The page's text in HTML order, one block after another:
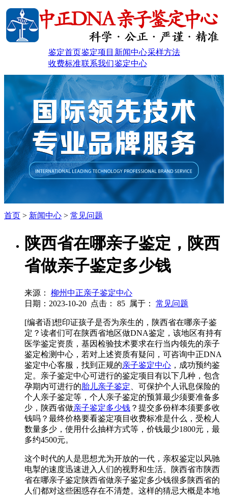
鉴定首页鉴定项目 新闻中心采样方法
收费标准联系我们鉴定中心
首页 > 新闻中心 > 常见问题
陕西省在哪亲子鉴定，陕西
省做亲子鉴定多少钱
来源：
柳州中正亲子鉴定中心
日期：2023-10-20 点击： 85 属于： 常见问题
[编者语]想印证孩子是否为亲生的，陕西省在哪亲子鉴
定？读者们可在陕西省地区做DNA鉴定，该地区有持有
医学鉴定资质，基因检验技术要求在行当内领先的亲子
鉴定检测中心，若对上述资质有疑问，可咨询中正DNA
鉴定中心客服，找到正规的亲子鉴定中心 ，成功预约鉴
定。亲子鉴定中心可进行的鉴定项目有以下几种，包含
孕期内可进行的胎儿亲子鉴定 、可保护个人讯息保险的
个人亲子鉴定等，个人亲子鉴定的预算最少须要准备多
少，陕西省做亲子鉴定多少钱 ？提交多份样本须要多收
钱吗？最终价格要看鉴定项目收费标准是什么，受检人
数量多少，使用什么抽样方式等，价钱最少1800元，最
多约4500元。
这个时代的人是思想尤为开放的一代，亲权鉴定以风驰
电掣的速度迅速进入人们的视野和生活。陕西省市陕西
省在哪亲子鉴定陕西省做亲子鉴定多少钱很多陕西省的
人们都对这些困惑存在不清楚。这样的猜忌大概是本地